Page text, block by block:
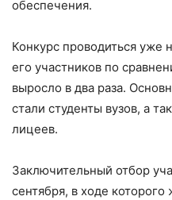
обеспечения.
Конкурс проводиться уже
его участников по
выросло в два раза.
стали студенты вузов, а
лицеев.
Заключительный отбор
сентября, в ходе